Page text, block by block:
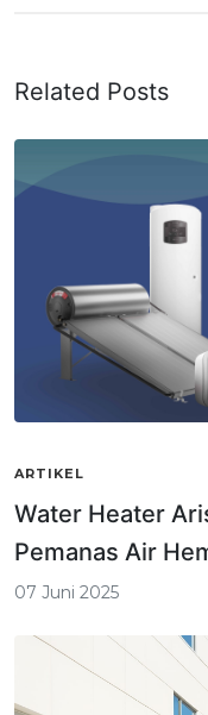
Related Posts
ARTIKEL
Water Heater
Pemanas Air
07 Juni 2025